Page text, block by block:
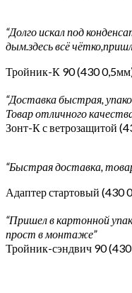
“Долго искал под
дым.здесь всё
Тройник-К 90 (430
“Доставка быстрая,
Товар отличного
Зонт-К с ветрозащитой
“Быстрая доставка,
Адаптер стартовый
“Пришел в картонной
прост в монтаже”
Тройник-сэндвич 90